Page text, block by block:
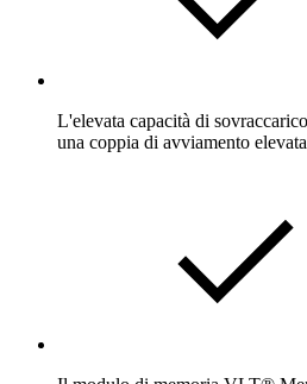
L'elevata capacità di
una coppia di avviamento elevata